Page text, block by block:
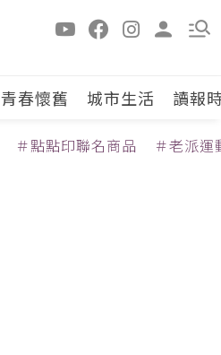
青春懷舊 城市生活 讀報
＃點點印聯名商品 ＃老派運